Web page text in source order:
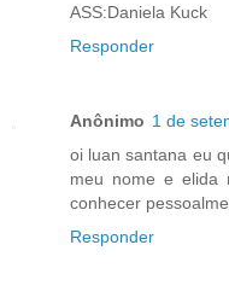
ASS:Daniela Kuck
Responder
Anônimo 1 de
oi luan santana eu
meu nome e elida
conhecer
Responder